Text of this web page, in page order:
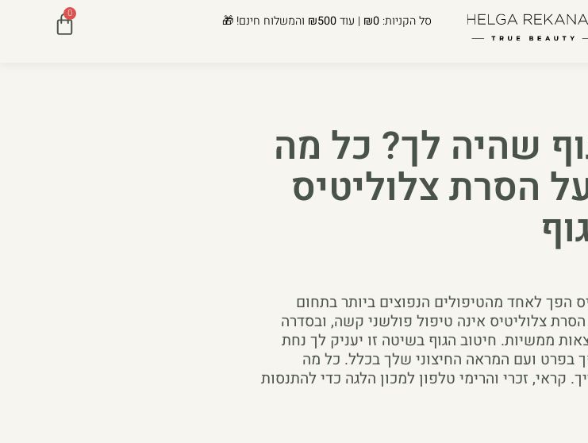
סל הקניות: ₪0 | עוד₪500 והמשלוח חינם! 🎁 0
שהיה לך? כל מה
הסרת צלוליטיס
הפך לאחד מהטיפולים הנפוצים ביותר בתחום
צלוליטיס אינה טיפול פולשני קשה, ובסדרה
ממשיות. חיטוב הגוף בשיטה זו יעניק לך נחת
בפרט ועם המראה החיצוני שלך בכלל. כל מה
קראי, זכרי והרימי טלפון למכון הלגה כדי להתנסות